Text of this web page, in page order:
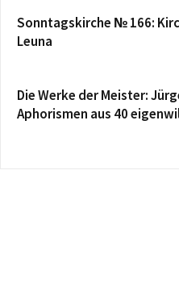
Sonntagskirche № 166:
Leuna
Die Werke der Meister:
Aphorismen aus 40